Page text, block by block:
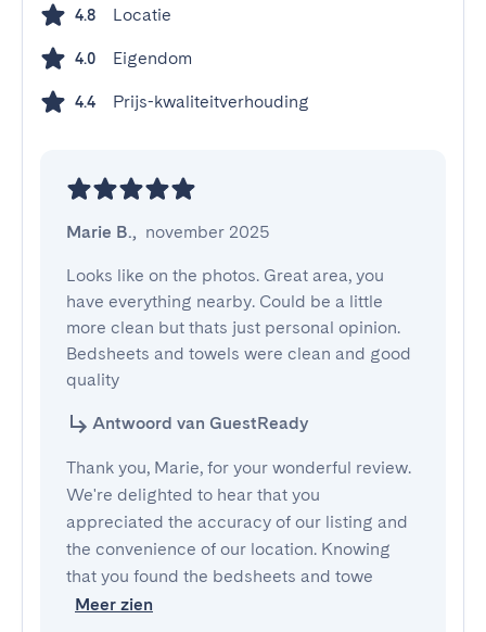
4.8 Locatie
4.0 Eigendom
4.4 Prijs-kwaliteitverhouding
Marie B., november 2025
Looks like on the photos. Great area, you
have everything nearby. Could be a little
more clean but thats just personal opinion.
Bedsheets and towels were clean and good
quality
Antwoord van GuestReady
Thank you, Marie, for your wonderful review.
We're delighted to hear that you
appreciated the accuracy of our listing and
the convenience of our location. Knowing
that you found the bedsheets and towe
Meer zien